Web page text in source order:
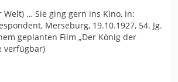
Welt) … Sie ging gern ins Kino, in:
Merseburg, 19.10.1927, 54. Jg.
geplanten Film „Der König der
verfügbar)